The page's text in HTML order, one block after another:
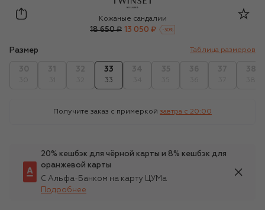
Twinset
Кожаные сандалии
18 650 ₽ 13 050 ₽ -30%
Размер Таблица размеров
33
33
Получите заказ с примеркой завтра c 20:00
20% кешбэк для чёрной карты и 8% кешбэк для
оранжевой карты
С Альфа-Банком на карту ЦУМа
Подробнее